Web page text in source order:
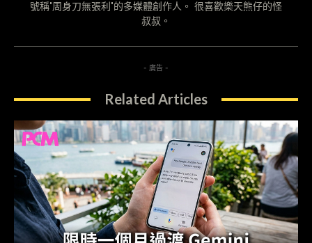
號稱"周身刀無張利"的多媒體創作人。 很喜歡樂天熊仔的怪
叔叔。
- 廣告 -
Related Articles